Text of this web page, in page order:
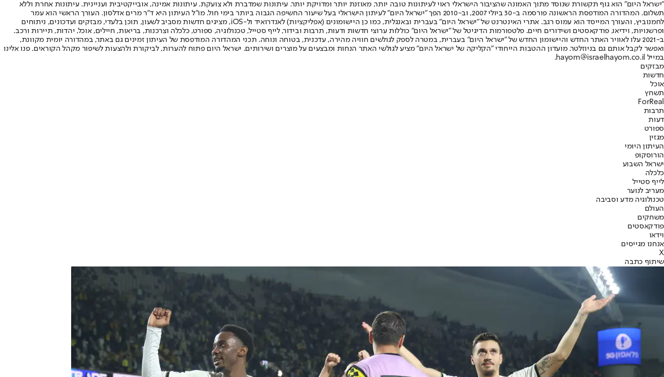
"ישראל היום" הוא גוף תקשורת שנוסד מתוך האמונה שהציבור הישראלי ראוי לעיתונות טובה יותר, מאוזנת יותר ומדויקת יותר. עיתונות שמדברת ולא צועקת. עיתונות אמינה, אובייקטיבית ועניינית. עיתונות אחרת וללא
תשלום. המהדורה המודפסת הראשונה פורסמה ב-30 ביולי 2007, וב-2010 הפך "ישראל היום" לעיתון הישראלי בעל שיעור החשיפה הגבוה ביותר בימי חול. מו"ל העיתון היא ד"ר מרים אדלסון. העורך הראשי הוא עמר
לחמנוביץ, והעורך המייסד הוא עמוס רגב. אתרי האינטרנט של "ישראל היום" בעברית ובאנגלית, כמו כן היישומונים (אפליקציות) לאנדרואיד ול-iOS, מציגים חדשות מסביב לשעון, תוכן בלעדי, מבזקים ועדכונים, ניתוחים
ופרשנויות, וידיאו, פודקאסטים ושידורים חיים. פלטפורמות הדיגיטל של "ישראל היום" כוללות ערוצי חדשות ודעות, תרבות ובידור, לייף סטייל, טכנולוגיה, ספורט, כלכלה וצרכנות, בריאות, חיילים, אוכל, יהדות, תיירות ורכב.
ב-2021 עלו לאוויר האתר החדש והיישומון החדש של "ישראל היום" בעברית, במטרה לספק לגולשים חוויה מהירה, עדכנית, בטוחה ונוחה. תכני המהדורה המודפסת של העיתון זמינים גם באתר, במהדורה יומית מקוונת,
ואפשר לקבל אותם גם בניוזלטר. מועדון ההטבות הייחודי "הקליקה של ישראל היום" מציע לגולשי האתר הנחות ומבצעים על מוצרים ושירותים. ישראל היום פתוח להערות, לביקורת ולהצעות לשיפור מקהל הקוראים. פנו אלינו
במייל hayom@israelhayom.co.il.
מבזקים
חדשות
אוכל
תשחץ
ForReal
תרבות
דעות
ספורט
מגזין
העיתון היומי
הורוסקופ
ישראל השבוע
כלכלה
לייף סטייל
מעריב לנוער
טכנולוגיה מדע וסביבה
העולם
משחקים
פודקאסטים
וידאו
אנחנו מגייסים
X
שיתוף כתבה